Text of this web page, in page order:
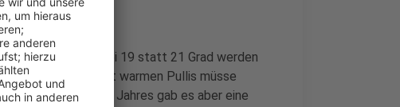
Klimaschutz. Bei 19 statt 21 Grad werden
von der Stadt. Mit warmen Pullis müsse
Aktion Anfang des Jahres gab es aber eine